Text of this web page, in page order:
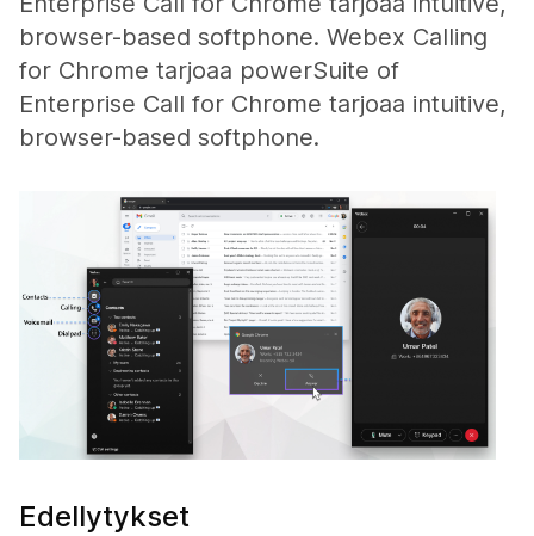
browser-based softphone. Webex Calling
for Chrome tarjoaa powerSuite of
Enterprise Call for Chrome tarjoaa intuitive,
browser-based softphone.
Edellytykset